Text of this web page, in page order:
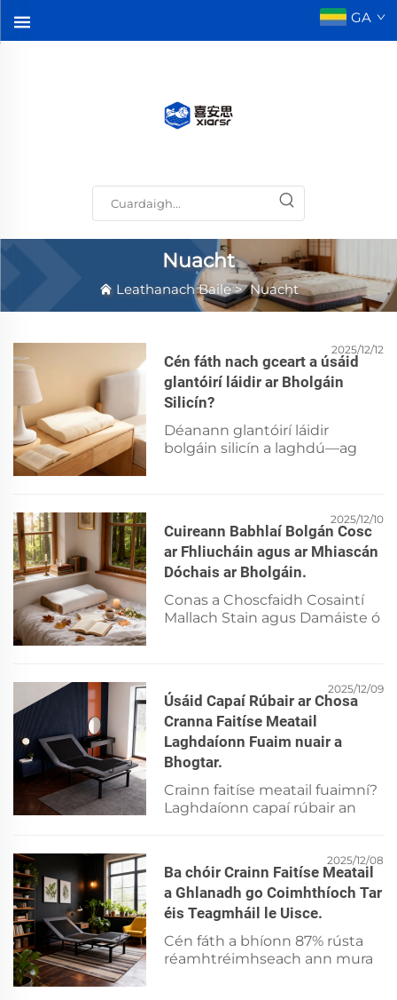
GA
Nuacht
Leathanach Baile>Nuacht
2025/12/12
Cén fáth nach gceart a úsáid
glantóirí láidir ar Bholgáin
Silicín?
Déanann glantóirí láidir
bolgáin silicín a laghdú—ag
chraiceann, do chnapaí, agus
do shaoirse le glantacht pH-
neodrach nó ar leibhéal bia.
Foghlaim modhanna sábháilte
2025/12/10
Cuireann Babhlaí Bolgán Cosc
ar Fhliucháin agus ar Mhiascán
Dóchais ar Bholgáin.
Conas a Choscfaidh Cosaintí
Mallach Stain agus Damáiste ó
rudaí go léir a fhágaimid ar ár
mallacha gach oíche—
olannacha comhaid, toilte, fiú
roinnt salainn...
2025/12/09
Úsáid Capaí Rúbair ar Chosa
Cranna Faitíse Meatail
Laghdaíonn Fuaim nuair a
Bhogtar.
Crainn faitíse meatail fuaimní?
Laghdaíonn capaí rúbair an
Foghlaim conas a laghdaíonn
fuaimneáil an uimhir dhibéil
agus cosnóidh sí an urlár.
Foghlaim níos mó.
2025/12/08
Ba chóir Crainn Faitíse Meatail
a Ghlanadh go Coimhthíoch Tar
éis Teagmháil le Uisce.
Cén fáth a bhíonn 87% rústa
réamhtréimhseach ann mura